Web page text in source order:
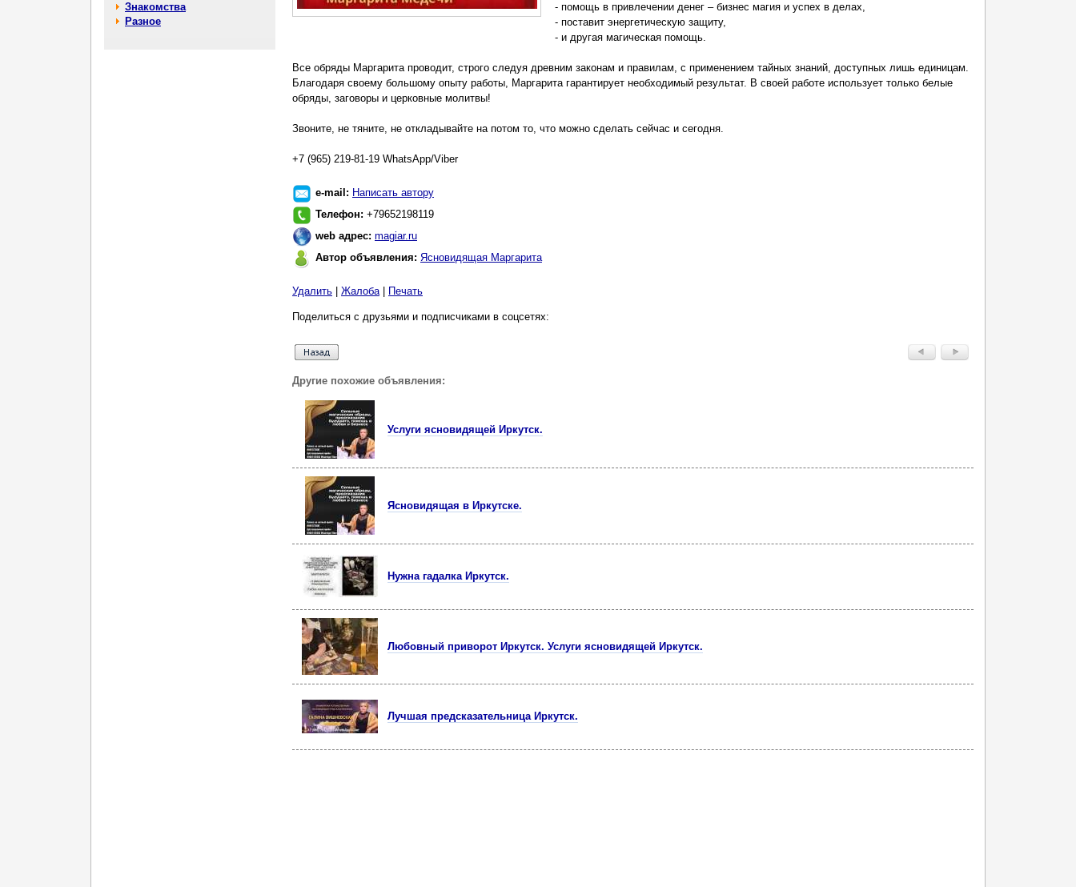
Знакомства
Разное
- помощь в привлечении денег – бизнес магия и успех в делах,
- поставит энергетическую защиту,
- и другая магическая помощь.
Все обряды Маргарита проводит, строго следуя древним законам и правилам, с применением тайных знаний, доступных лишь единицам.
Благодаря своему большому опыту работы, Маргарита гарантирует необходимый результат. В своей работе использует только белые
обряды, заговоры и церковные молитвы!
Звоните, не тяните, не откладывайте на потом то, что можно сделать сейчас и сегодня.
+7 (965) 219-81-19 WhatsApp/Viber
e-mail: Написать автору
Телефон: +79652198119
web адрес: magiar.ru
Автор объявления: Ясновидящая Маргарита
Удалить Жалоба| Печать
Поделиться с друзьями и подписчиками в соцсетях:
Другие похожие объявления:
Услуги ясновидящей Иркутск.
Ясновидящая в Иркутске.
Нужна гадалка Иркутск.
Любовный приворот Иркутск. Услуги ясновидящей Иркутск.
Лучшая предсказательница Иркутск.